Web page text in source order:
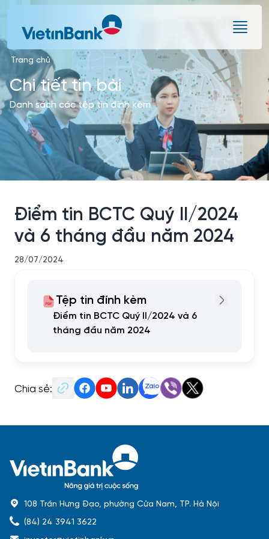
Trang chủ
Chi tiết tin bài
Danh sách các tệp tin đính kèm
Điểm tin BCTC Quý II/2024
và 6 tháng đầu năm 2024
28/07/2024
Tệp tin đính kèm
Điểm tin BCTC Quý II/2024 và 6
tháng đầu năm 2024
Chia sẻ:
108 Trần Hưng Đạo, phường Cửa Nam, TP. Hà Nội
(84) 24 3941 3622